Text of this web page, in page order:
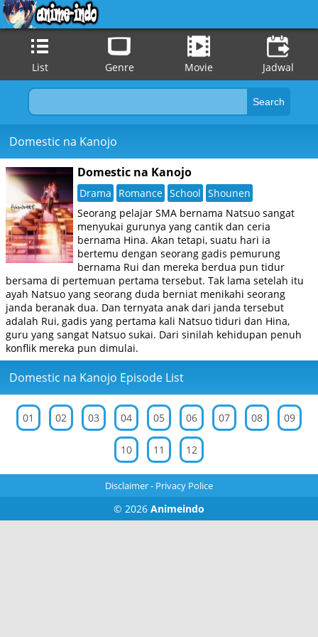
List Genre Movie Jadwal
Domestic na Kanojo
Domestic na Kanojo
Drama Romance School Shounen
Seorang pelajar SMA bernama Natsuo sangat
menyukai gurunya yang cantik dan ceria
bernama Hina. Akan tetapi, suatu hari ia
bertemu dengan seorang gadis pemurung
bernama Rui dan mereka berdua pun tidur
bersama di pertemuan pertama tersebut. Tak lama setelah itu
ayah Natsuo yang seorang duda berniat menikahi seorang
janda beranak dua. Dan ternyata anak dari janda tersebut
adalah Rui, gadis yang pertama kali Natsuo tiduri dan Hina,
guru yang sangat Natsuo sukai. Dari sinilah kehidupan penuh
konflik mereka pun dimulai.
Domestic na Kanojo Episode List
01 02 03 04 05 06 07 08 09
10 11 12
Disclaimer- Privacy Police
© 2026 Animeindo